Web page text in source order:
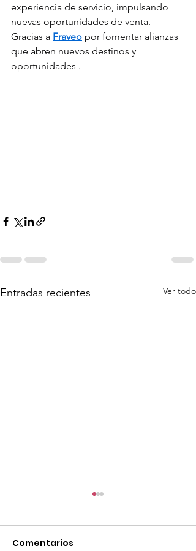
experiencia de servicio, impulsando
nuevas oportunidades de venta.
Gracias a Fraveo por fomentar alianzas
que abren nuevos destinos y
oportunidades .
Entradas recientes Ver todo
Comentarios